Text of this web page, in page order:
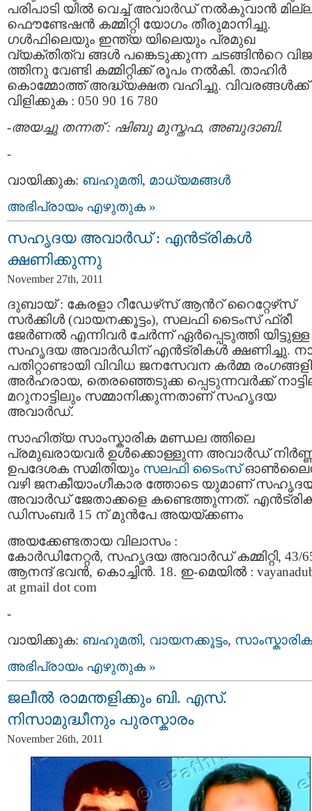
പരിപാടി യില്‍ വെച്ച് അവാര്‍ഡ് നല്‍കുവാന്‍
ഫൌണ്ടേഷന്‍ കമ്മിറ്റി യോഗം തീരുമാനിച്ചു.
ഗള്‍ഫിലെയും ഇന്ത്യ യിലെയും പ്രമുഖ
വ്യക്തിത്വ ങ്ങള്‍ പങ്കെടുക്കുന്ന ചടങ്ങിന്‍റെ
ത്തിനു വേണ്ടി കമ്മിറ്റിക്ക് രൂപം നല്‍കി. താഹിര്‍
കൊമ്മോത്ത്‌ അദ്ധ്യക്ഷത വഹിച്ചു. വിവരങ്ങള്‍ക്ക്
വിളിക്കുക : 050 90 16 780
-അയച്ചു തന്നത് : ഷിബു മുസ്തഫ, അബുദാബി.
-
വായിക്കുക: ബഹുമതി, മാധ്യമങ്ങള്‍
അഭിപ്രായം എഴുതുക »
‌സഹൃദയ അവാര്‍ഡ് : എന്‍ട്രികള്‍
ക്ഷണിക്കുന്നു
November 27th, 2011
ദുബായ് : കേരളാ റീഡേഴ്‌സ് ആന്‍റ് റൈറ്റേഴ്‌സ്
സര്‍ക്കിള്‍ (വായനക്കൂട്ടം), സലഫി ടൈംസ് ഫ്രീ
ജേര്‍ണല്‍ എന്നിവര്‍ ചേര്‍ന്ന് ഏര്‍പ്പെടുത്തി യിട്ടുള്ള
സഹൃദയ അവാര്‍ഡിന് എന്‍ട്രികള്‍ ക്ഷണിച്ചു.
പതിറ്റാണ്ടായി വിവിധ ജനസേവന കര്‍മ്മ
അര്‍ഹരായ, തെരഞ്ഞെടുക്ക പ്പെടുന്നവര്‍ക്ക്
മറുനാട്ടിലും സമ്മാനിക്കുന്നതാണ് സഹൃദയ
അവാര്‍ഡ്.
സാഹിത്യ സാംസ്കാരിക മണ്ഡല ത്തിലെ
പ്രമുഖരായവര്‍ ഉള്‍ക്കൊള്ളുന്ന അവാര്‍ഡ്‌
ഉപദേശക സമിതിയും സലഫി ടൈംസ്
വഴി ജനകീയാംഗീകാര ത്തോടെ യുമാണ്
അവാര്‍ഡ്‌ ജേതാക്കളെ കണ്ടെത്തുന്നത്.
ഡിസംബര്‍ 15 ന് മുന്‍പേ അയയ്ക്കണം
അയക്കേണ്ടതായ വിലാസം :
കോര്‍ഡിനേറ്റര്‍, സഹൃദയ അവാര്‍ഡ് കമ്മിറ്റി, 43/
ആനന്ദ് ഭവന്‍, കൊച്ചിന്‍. 18. ഇ-മെയില്‍ :
at gmail dot com
-
വായിക്കുക: ബഹുമതി, വായനക്കൂട്ടം,
അഭിപ്രായം എഴുതുക »
ജലീല്‍ രാമന്തളിക്കും ബി. എസ്‌.
നിസാമുദ്ധീനും പുരസ്കാരം
November 26th, 2011